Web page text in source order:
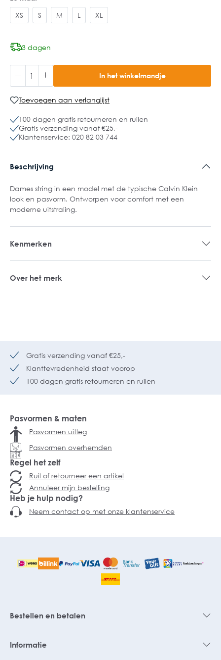
XS S M L XL
3 dagen
In het winkelmandje
Toevoegen aan verlanglijst
100 dagen gratis retourneren en ruilen
Gratis verzending vanaf €25,-
Klantenservice: 020 82 03 744
Beschrijving
Dames string in een model met de typische Calvin Klein
look en pasvorm. Ontworpen voor comfort met een
moderne uitstraling.
Kenmerken
Over het merk
Gratis verzending vanaf €25,-
Klanttevredenheid staat voorop
100 dagen gratis retourneren en ruilen
Pasvormen & maten
Pasvormen uitleg
Pasvormen overhemden
Regel het zelf
Ruil of retourneer een artikel
Annuleer mijn bestelling
Heb je hulp nodig?
Neem contact op met onze klantenservice
Bestellen en betalen
Informatie